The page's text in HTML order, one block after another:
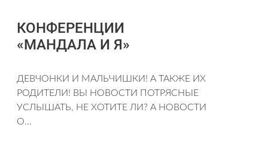
КОНФЕРЕНЦИИ
«МАНДАЛА И Я»
ДЕВЧОНКИ И МАЛЬЧИШКИ! А ТАКЖЕ ИХ
РОДИТЕЛИ! ВЫ НОВОСТИ ПОТРЯСНЫЕ
УСЛЫШАТЬ, НЕ ХОТИТЕ ЛИ? А НОВОСТИ
О...